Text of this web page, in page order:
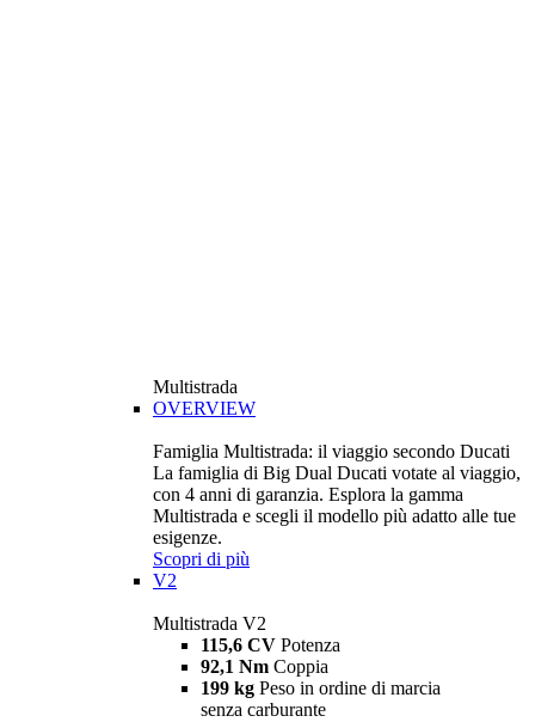
Multistrada
OVERVIEW
Famiglia Multistrada: il viaggio secondo Ducati
La famiglia di Big Dual Ducati votate al viaggio,
con 4 anni di garanzia. Esplora la gamma
Multistrada e scegli il modello più adatto alle tue
esigenze.
Scopri di più
V2
Multistrada V2
115,6 CV Potenza
92,1 Nm Coppia
199 kg Peso in ordine di marcia
senza carburante